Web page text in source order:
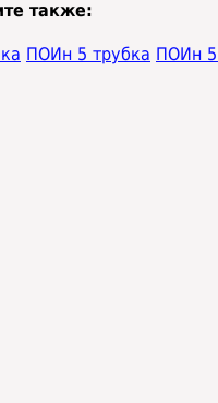
также:
ПОИн 5 трубка ПОИн 5